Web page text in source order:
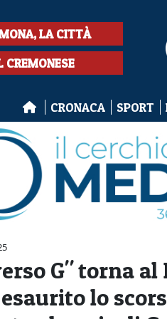
LA CITTÀ
CREMONESE
CRONACA SPORT
G" torna al
lo